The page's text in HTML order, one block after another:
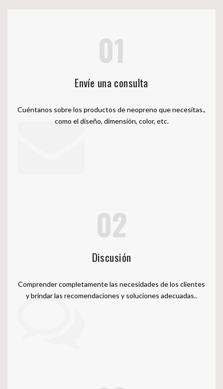
01
Envíe una consulta
Cuéntanos sobre los productos de neopreno que necesitas.,
como el diseño, dimensión, color, etc.
02
Discusión
Comprender completamente las necesidades de los clientes
y brindar las recomendaciones y soluciones adecuadas..